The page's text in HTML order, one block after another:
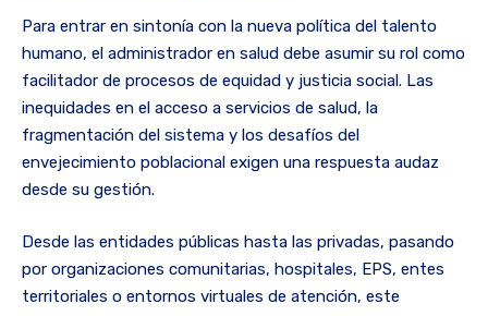
Para entrar en sintonía con la nueva política del talento
humano, el administrador en salud debe asumir su rol como
facilitador de procesos de equidad y justicia social. Las
inequidades en el acceso a servicios de salud, la
fragmentación del sistema y los desafíos del
envejecimiento poblacional exigen una respuesta audaz
desde su gestión.
Desde las entidades públicas hasta las privadas, pasando
por organizaciones comunitarias, hospitales, EPS, entes
territoriales o entornos virtuales de atención, este